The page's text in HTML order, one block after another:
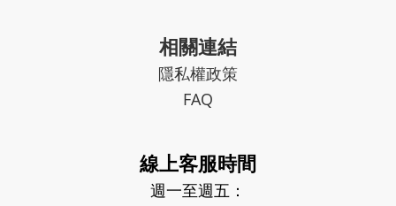
相關連結
隱私權政策
FAQ
線上客服時間
週一至週五：